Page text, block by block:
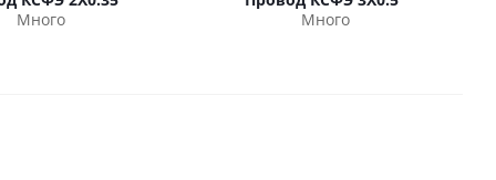
Много
Много